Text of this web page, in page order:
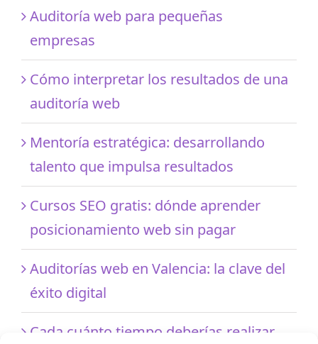
Auditoría web para pequeñas
empresas
Cómo interpretar los resultados de una
auditoría web
Mentoría estratégica: desarrollando
talento que impulsa resultados
Cursos SEO gratis: dónde aprender
posicionamiento web sin pagar
Auditorías web en Valencia: la clave del
éxito digital
Cada cuánto tiempo deberías realizar